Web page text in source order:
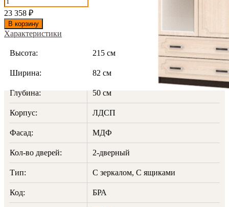
23 358 ₽
В корзину
Характеристики
Высота: 215 см
Ширина: 82 см
Глубина: 50 см
Корпус: ЛДСП
Фасад: МДФ
Кол-во дверей: 2-дверный
Тип: С зеркалом, С ящиками
Код: БРА